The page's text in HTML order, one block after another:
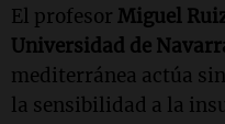
El profesor Miguel
Universidad de
mediterránea actúa
la sensibilidad a la